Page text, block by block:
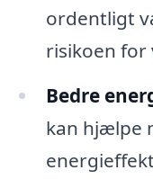
ordentligt
risikoen
Bedre
kan hjælpe